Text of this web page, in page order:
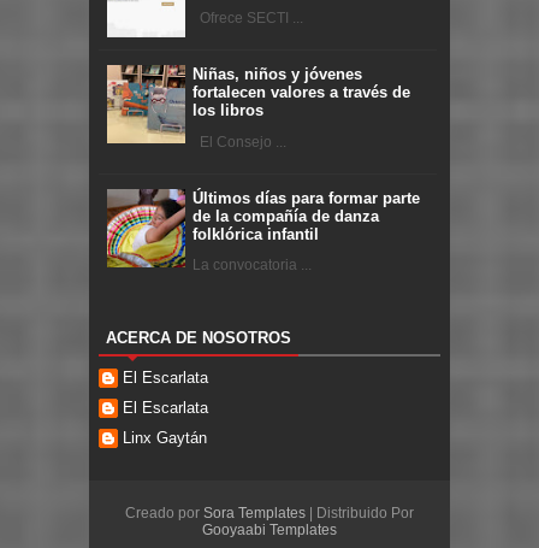
Ofrece SECTI ...
Niñas, niños y jóvenes
fortalecen valores a través de
los libros
El Consejo ...
Últimos días para formar parte
de la compañía de danza
folklórica infantil
La convocatoria ...
ACERCA DE NOSOTROS
El Escarlata
El Escarlata
Linx Gaytán
Creado por Sora Templates | Distribuido Por
Gooyaabi Templates